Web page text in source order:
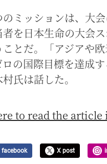
のミッションは、大
を日本生命の大会
とだ。「アジアや
の国際目標を達成
氏は話した。
to read the article
facebook X post